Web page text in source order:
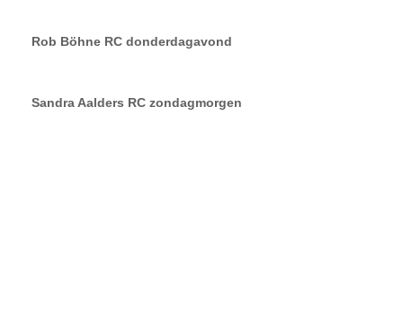
Rob Böhne RC donderdagavond
Sandra Aalders RC zondagmorgen